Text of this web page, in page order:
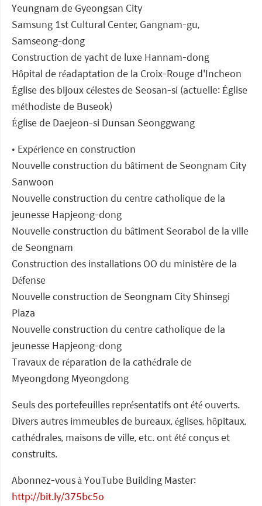
Yeungnam de Gyeongsan City
Samsung 1st Cultural Center, Gangnam-gu,
Samseong-dong
Construction de yacht de luxe Hannam-dong
Hôpital de réadaptation de la Croix-Rouge d'Incheon
Église des bijoux célestes de Seosan-si (actuelle: Église
méthodiste de Buseok)
Église de Daejeon-si Dunsan Seonggwang
• Expérience en construction
Nouvelle construction du bâtiment de Seongnam City
Sanwoon
Nouvelle construction du centre catholique de la
jeunesse Hapjeong-dong
Nouvelle construction du bâtiment Seorabol de la ville
de Seongnam
Construction des installations OO du ministère de la
Défense
Nouvelle construction de Seongnam City Shinsegi
Plaza
Nouvelle construction du centre catholique de la
jeunesse Hapjeong-dong
Travaux de réparation de la cathédrale de
Myeongdong Myeongdong
Seuls des portefeuilles représentatifs ont été ouverts.
Divers autres immeubles de bureaux, églises, hôpitaux,
cathédrales, maisons de ville, etc. ont été conçus et
construits.
Abonnez-vous à YouTube Building Master:
http://bit.ly/375bc5o